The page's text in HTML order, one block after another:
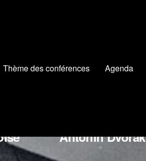
Thème des conférences Agenda
Antonín Dvořák